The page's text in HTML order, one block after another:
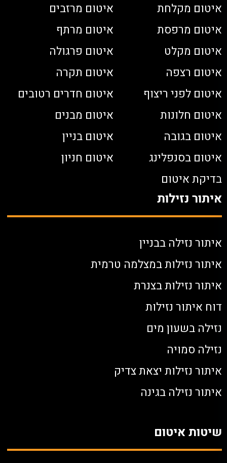
איטום מקלחת
איטום מרזבים
איטום מרפסת
איטום מרתף
איטום מקלט
איטום פרגולה
איטום רצפה
איטום תקרה
איטום לפני ריצוף
איטום חדרים רטובים
איטום חלונות
איטום מבנים
איטום בגובה
איטום בניין
איטום בסנפלינג
איטום חניון
בדיקת איטום
איתור נזילות
איתור נזילה בבניין
איתור נזילות במצלמה טרמית
איתור נזילות בצנרת
דוח איתור נזילות
נזילה בשעון מים
נזילה סמויה
איתור נזילות יצאת צדיק
איתור נזילה בגינה
שיטות איטום